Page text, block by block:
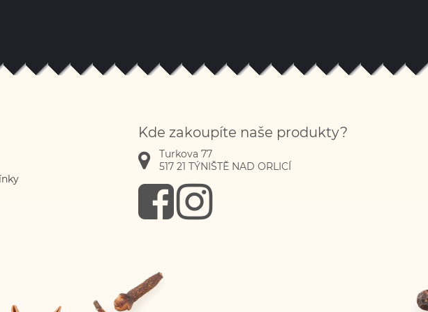
Kde zakoupíte naše produkty?
Turkova 77
517 21 TÝNIŠTĚ NAD ORLICÍ